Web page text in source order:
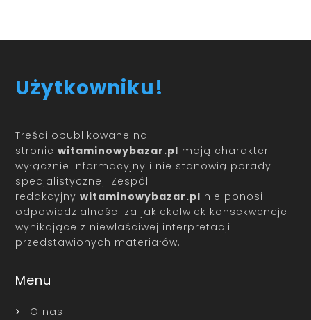
Użytkowniku!
Treści opublikowane na
stroniewitaminowybazar.pl mają charakter
wyłącznie informacyjny i nie stanowią porady
specjalistycznej. Zespół
redakcyjnywitaminowybazar.pl nie ponosi
odpowiedzialności za jakiekolwiek konsekwencje
wynikające z niewłaściwej interpretacji
przedstawionych materiałów.
Menu
O nas